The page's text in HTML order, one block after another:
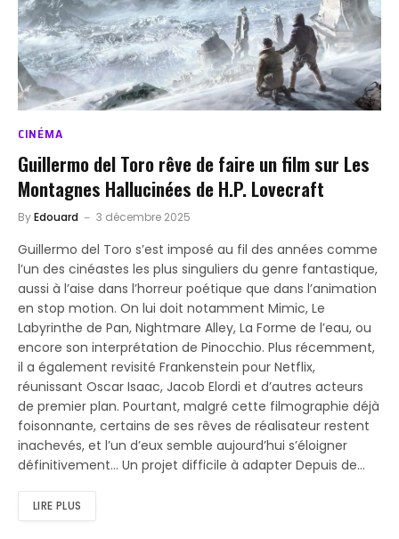
CINÉMA
Guillermo del Toro rêve de faire un film sur Les
Montagnes Hallucinées de H.P. Lovecraft
ByEdouard 3 décembre 2025
Guillermo del Toro s’est imposé au fil des années comme
l’un des cinéastes les plus singuliers du genre fantastique,
aussi à l’aise dans l’horreur poétique que dans l’animation
en stop motion. On lui doit notamment Mimic, Le
Labyrinthe de Pan, Nightmare Alley, La Forme de l’eau, ou
encore son interprétation de Pinocchio. Plus récemment,
il a également revisité Frankenstein pour Netflix,
réunissant Oscar Isaac, Jacob Elordi et d’autres acteurs
de premier plan. Pourtant, malgré cette filmographie déjà
foisonnante, certains de ses rêves de réalisateur restent
inachevés, et l’un d’eux semble aujourd’hui s’éloigner
définitivement… Un projet difficile à adapter Depuis de…
LIRE PLUS